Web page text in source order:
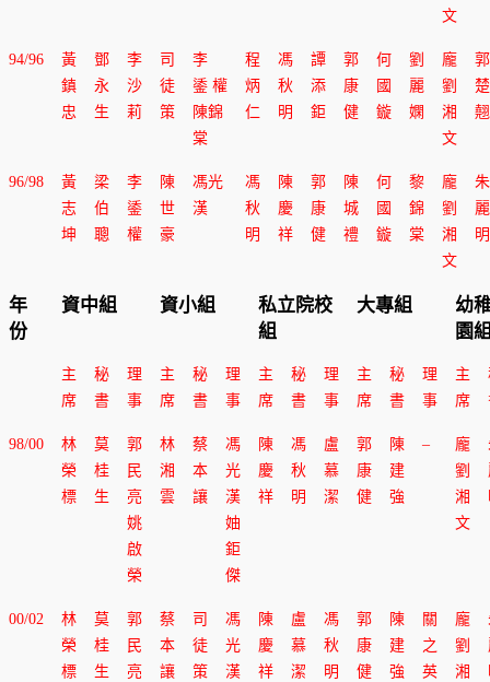
文
94/96
黃
鎮
忠
鄧
永
生
李
沙
莉
司
徒
策
李
鋈 權
陳錦
棠
程
炳
仁
馮
秋
明
譚
添
鉅
郭
康
健
何
國
鏇
劉
麗
嫻
龐
劉
湘
文
郭
楚
翹
96/98
黃
志
坤
梁
伯
聰
李
鋈
權
陳
世
豪
馮光
漢
馮
秋
明
陳
慶
祥
郭
康
健
陳
城
禮
何
國
鏇
黎
錦
棠
龐
劉
湘
文
朱
麗
明
年
份
資中組 資小組
私立院校
組
大專組
幼
園
主
席
秘
書
理
事
主
席
秘
書
理
事
主
席
秘
書
理
事
主
席
秘
書
理
事
主
席
98/00
林
榮
標
莫
桂
生
郭
民
亮
姚
啟
榮
林
湘
雲
蔡
本
讓
馮
光
漢
妯
鉅
傑
陳
慶
祥
馮
秋
明
盧
慕
潔
郭
康
健
陳
建
強
–
龐
劉
湘
文
00/02
林
榮
標
莫
桂
生
郭
民
亮
蔡
本
讓
司
徒
策
馮
光
漢
陳
慶
祥
盧
慕
潔
馮
秋
明
郭
康
健
陳
建
強
關
之
英
龐
劉
湘